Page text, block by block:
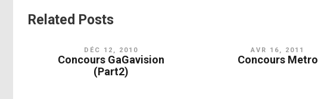
Related Posts
DÉC 12, 2010
Concours GaGavision
(Part2)
AVR 16, 2011
Concours Metro